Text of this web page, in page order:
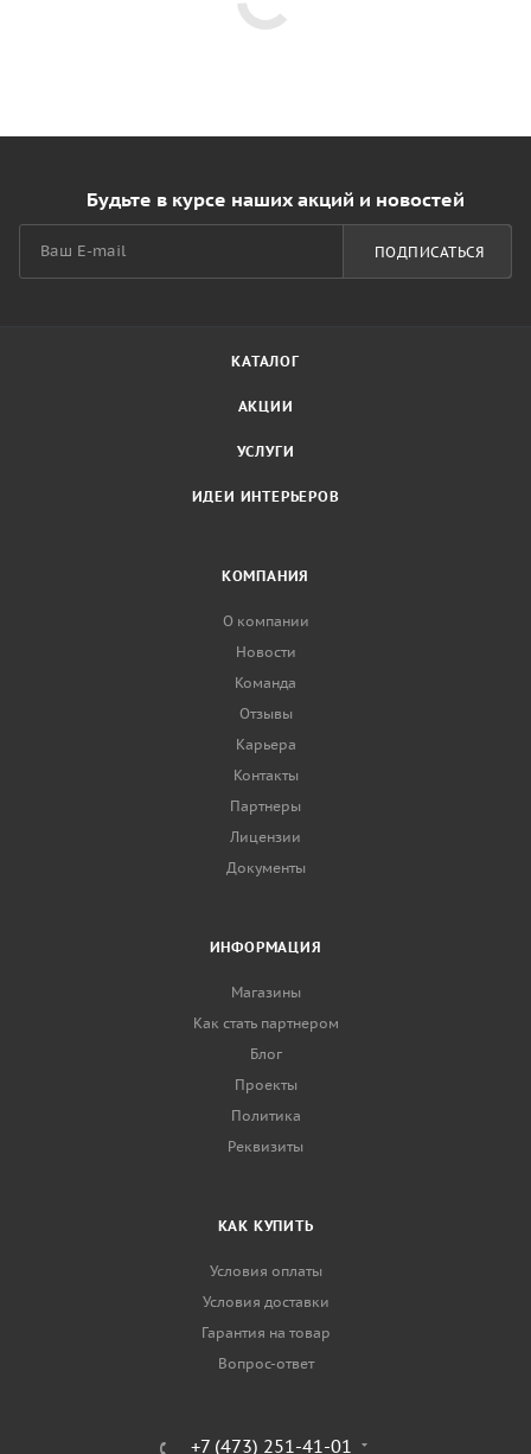
Будьте в курсе наших акций и новостей
ПОДПИСАТЬСЯ
КАТАЛОГ
АКЦИИ
УСЛУГИ
ИДЕИ ИНТЕРЬЕРОВ
КОМПАНИЯ
О компании
Новости
Команда
Отзывы
Карьера
Контакты
Партнеры
Лицензии
Документы
ИНФОРМАЦИЯ
Магазины
Как стать партнером
Блог
Проекты
Политика
Реквизиты
КАК КУПИТЬ
Условия оплаты
Условия доставки
Гарантия на товар
Вопрос-ответ
+7 (473) 251-41-01